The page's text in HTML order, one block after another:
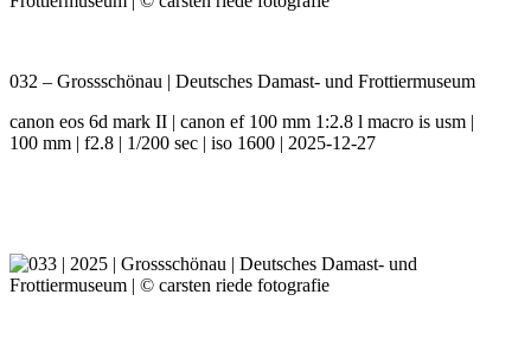
032 – Grossschönau | Deutsches Damast- und Frottiermuseum
canon eos 6d mark II | canon ef 100 mm 1:2.8 l macro is usm |
100 mm | f2.8 | 1/200 sec | iso 1600 | 2025-12-27